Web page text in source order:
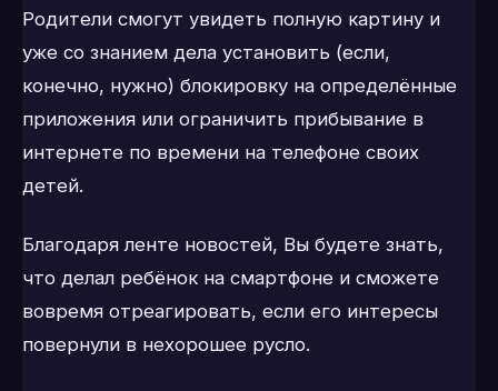
Родители смогут увидеть полную картину и
уже со знанием дела установить (если,
конечно, нужно) блокировку на определённые
приложения или ограничить прибывание в
интернете по времени на телефоне своих
детей.
Благодаря ленте новостей, Вы будете знать,
что делал ребёнок на смартфоне и сможете
вовремя отреагировать, если его интересы
повернули в нехорошее русло.